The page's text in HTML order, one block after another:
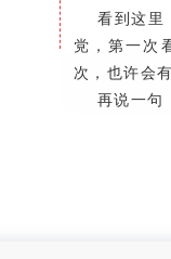
看到这里
党，第一次
次，也许会
再说一句，